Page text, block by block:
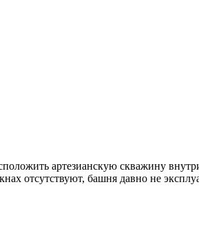
артезианскую скважину
отсутствуют, башня давно не